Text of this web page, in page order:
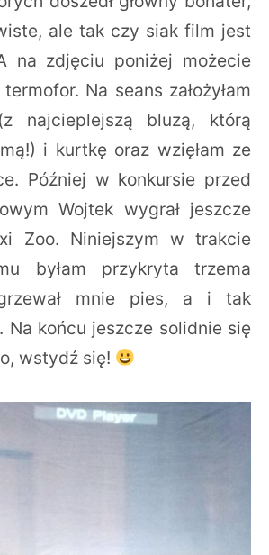
ale tak czy siak film jest
na zdjęciu poniżej możecie
Na seans założyłam
najcieplejszą bluzą, którą
i kurtkę oraz wzięłam ze
Później w konkursie przed
Wojtek wygrał jeszcze
Zoo. Niniejszym w trakcie
byłam przykryta trzema
mnie pies, a i tak
Na końcu jeszcze solidnie się
wstydź się!